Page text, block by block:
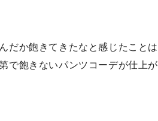
だか飽きてきたなと感じたことは
で飽きないパンツコーデが仕上が